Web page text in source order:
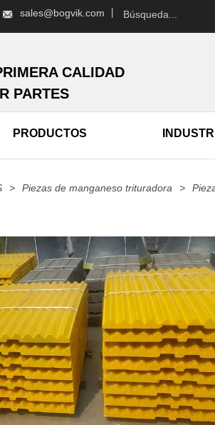
sales@bogvik.com 丨
CALIDAD
PARTES
PRODUCTOS
> Piezas de manganeso trituradora >